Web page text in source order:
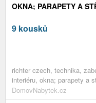
OKNA; PARAPETY A
9 kousků
richter czech, technika,
interiéru, okna; parapety a
DomovNabytek.cz